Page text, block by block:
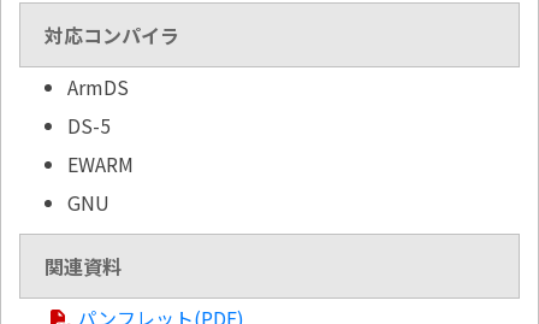
対応コンパイラ
ArmDS
DS-5
EWARM
GNU
関連資料
パンフレット(PDF)